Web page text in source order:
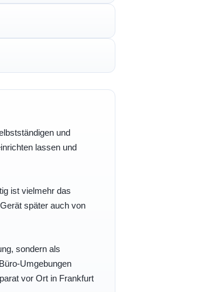
und
lassen und
ist vielmehr das
später auch von
sondern als
Umgebungen
vor Ort in Frankfurt